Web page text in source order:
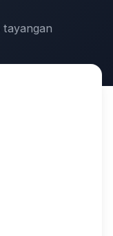
tayangan